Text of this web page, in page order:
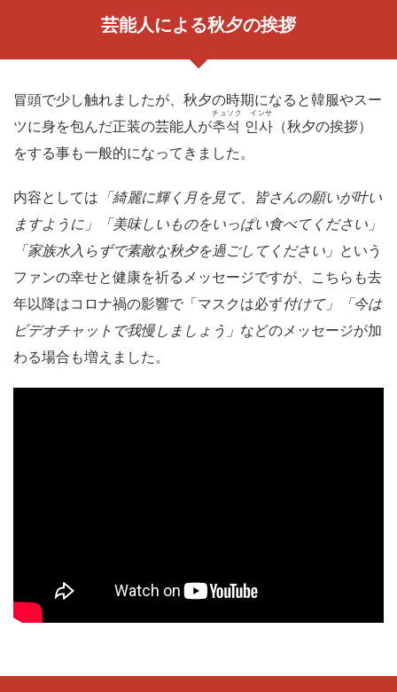
芸能人による秋夕の挨拶
冒頭で少し触れましたが、秋夕の時期になると韓服やスー
ツに身を包んだ正装の芸能人が추석 인사
チュソク インサ
（秋夕の挨拶）
をする事も一般的になってきました。
内容としては 「綺麗に輝く月を見て、皆さんの願いが叶い
ますように」「美味しいものをいっぱい食べてください」
「家族水入らずで素敵な秋夕を過ごしてください」 という
ファンの幸せと健康を祈るメッセージですが、こちらも去
年以降はコロナ禍の影響で「マスクは必ず付けて」「今は
ビデオチャットで我慢しましょう」 などのメッセージが加
わる場合も増えました。